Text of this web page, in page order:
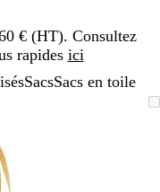
€ (HT). Consultez
rapides ici
SacsSacs en toile